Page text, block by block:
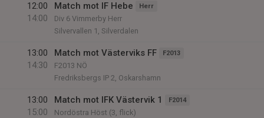
12:00
14:00
Match mot IF Hebe Herr
Div 6 Vimmerby Herr
Silvervallen 1, Silverdalen
13:00
14:30
Match mot Västerviks FF F2013
F2013 NÖ
Fredriksbergs IP 2, Oskarshamn
13:00
15:00
Match mot IFK Västervik 1 F2014
Nordöstra Höst (3, flick)